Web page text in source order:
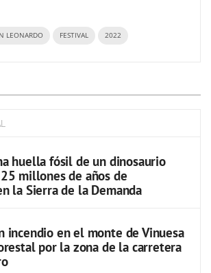
LEONARDO FESTIVAL 2022
huella fósil de un dinosaurio
millones de años de
la Sierra de la Demanda
incendio en el monte de Vinuesa
por la zona de la carretera